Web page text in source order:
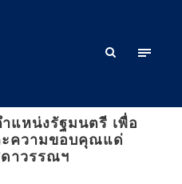
แหน่งรัฐมนตรี เพื่อ
ความขอบคุณแด่
าวรรณฯ